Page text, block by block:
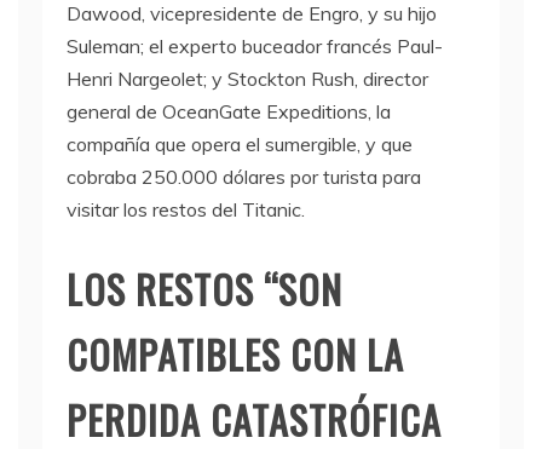
Dawood, vicepresidente de Engro, y su hijo
Suleman; el experto buceador francés Paul-
Henri Nargeolet; y Stockton Rush, director
general de OceanGate Expeditions, la
compañía que opera el sumergible, y que
cobraba 250.000 dólares por turista para
visitar los restos del Titanic.
LOS RESTOS “SON
COMPATIBLES CON LA
PERDIDA CATASTRÓFICA